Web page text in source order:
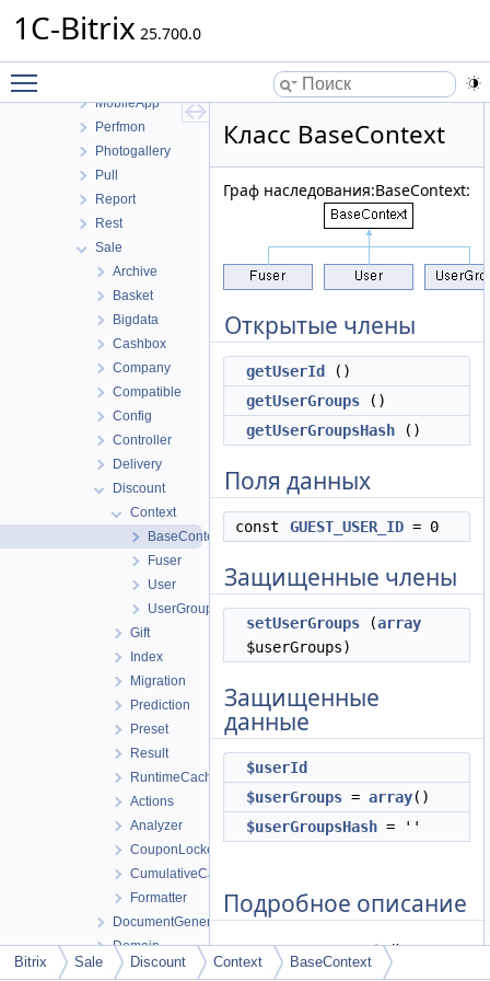
1C-Bitrix 25.700.0
Main
MobileApp
Perfmon
Photogallery
Pull
Report
Rest
Sale
Archive
Basket
Bigdata
Cashbox
Company
Compatible
Config
Controller
Delivery
Discount
Context
BaseContext
Fuser
User
UserGroup
Gift
Index
Migration
Prediction
Preset
Result
RuntimeCache
Actions
Analyzer
CouponLocker
CumulativeCalculator
Formatter
DocumentGenerator
Domain
Exchange
Класс BaseContext
Граф наследования:BaseContext:
Открытые члены
getUserId
()
getUserGroups ()
getUserGroupsHash ()
Поля данных
const GUEST_USER_ID = 0
Защищенные члены
setUserGroups (array
$userGroups)
Защищенные
данные
$userId
$userGroups = array()
$userGroupsHash = ''
Подробное описание
См. определение в файле
basecontext.phpстрока6
Bitrix Sale Discount Context BaseContext